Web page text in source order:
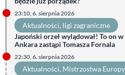
23:10, 6. sierpnia 2026
Aktualności, ligi zagraniczne
Japoński orzeł wylądował! To on
Ankara zastąpi Tomasza Fornala
22:30, 6. sierpnia 2026
Aktualności, Mistrzostwa Europy